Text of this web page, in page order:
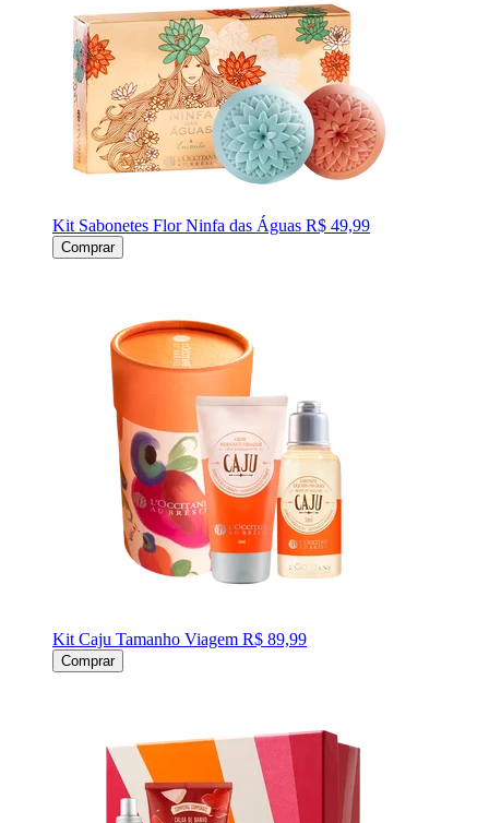
Kit Sabonetes Flor Ninfa das Águas R$ 49,99
Comprar
Kit Caju Tamanho Viagem R$ 89,99
Comprar